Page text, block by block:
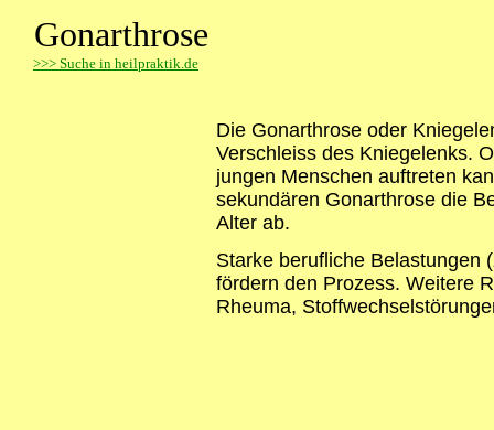
Gonarthrose
>>> Suche in heilpraktik.de
Die Gonarthrose oder
Verschleiss des Kniegelenks.
jungen Menschen auftreten
sekundären Gonarthrose die
Alter ab.
Starke berufliche Belastungen
fördern den Prozess. Weitere
Rheuma,